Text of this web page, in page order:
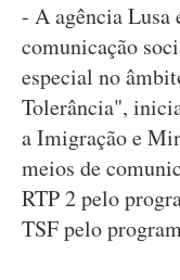
- A agência Lusa
comunicação
especial no
Tolerância",
a Imigração e
meios de
RTP 2 pelo
TSF pelo